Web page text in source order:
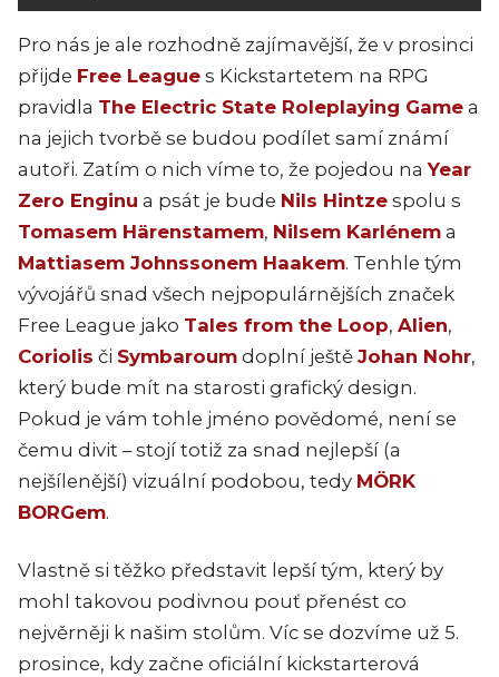
Pro nás je ale rozhodně zajímavější, že v prosinci
přijde Free League s Kickstartetem na RPG
pravidla The Electric State Roleplaying Game a
na jejich tvorbě se budou podílet samí známí
autoři. Zatím o nich víme to, že pojedou naYear
Zero Enginu a psát je bude Nils Hintze spolu s
Tomasem Härenstamem, Nilsem Karlénem a
Mattiasem Johnssonem Haakem. Tenhle tým
vývojářů snad všech nejpopulárnějších značek
Free League jako Tales from the Loop, Alien,
Coriolis či Symbaroum doplní ještě Johan Nohr,
který bude mít na starosti grafický design.
Pokud je vám tohle jméno povědomé, není se
čemu divit – stojí totiž za snad nejlepší (a
nejšílenější) vizuální podobou, tedy MÖRK
BORGem.
Vlastně si těžko představit lepší tým, který by
mohl takovou podivnou pouť přenést co
nejvěrněji k našim stolům. Víc se dozvíme už 5.
prosince, kdy začne oficiální kickstarterová